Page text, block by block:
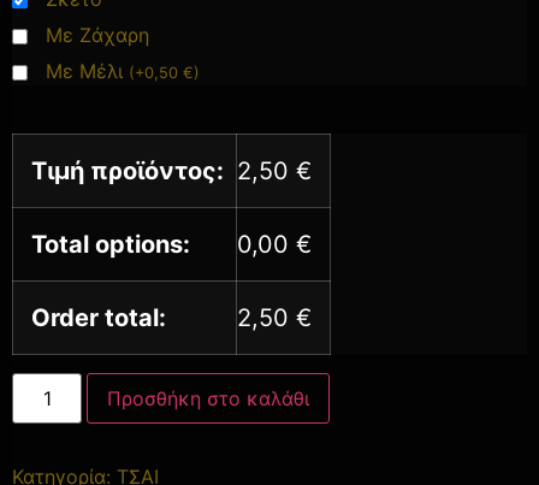
Με Ζάχαρη
Με Μέλι (+0,50 €)
Τιμή προϊόντος: 2,50 €
Total options: 0,00 €
Order total: 2,50 €
Προσθήκη στο καλάθι
Κατηγορία: ΤΣΑΙ